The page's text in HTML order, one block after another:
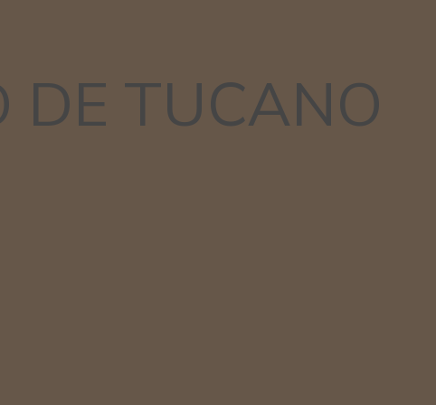
DE TUCANO